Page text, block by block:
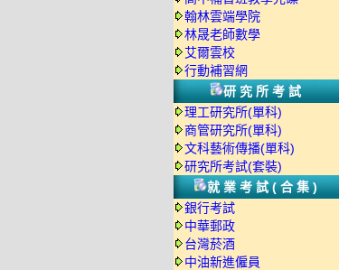
翰林雲端學院
林晟老師數學
艾爾雲校
行動補習網
研究所考試
理工研究所(單科)
商管研究所(單科)
文科藝術傳播(單科)
研究所考試(套裝)
就業考試(合集)
銀行考試
中華郵政
台灣菸酒
中油新進僱員